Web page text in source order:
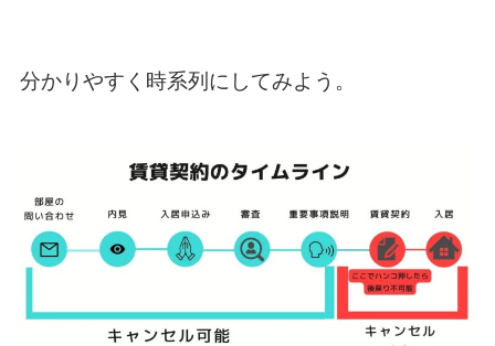
分かりやすく時系列にしてみよう。